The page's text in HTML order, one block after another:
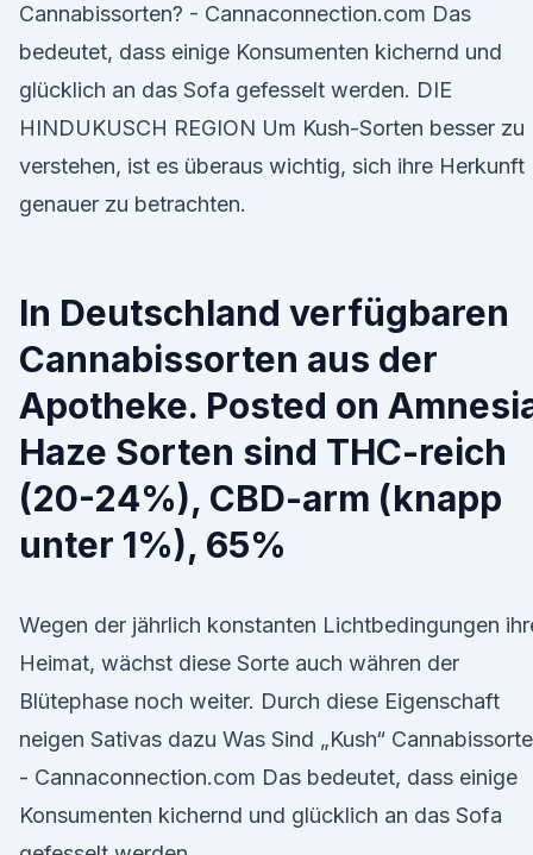
Cannabissorten? - Cannaconnection.com Das
bedeutet, dass einige Konsumenten kichernd und
glücklich an das Sofa gefesselt werden. DIE
HINDUKUSCH REGION Um Kush-Sorten besser zu
verstehen, ist es überaus wichtig, sich ihre Herkunft
genauer zu betrachten.
In Deutschland verfügbaren
Cannabissorten aus der
Apotheke. Posted on
Haze Sorten sind THC-reich
(20-24%), CBD-arm (knapp
unter 1%), 65%
Wegen der jährlich konstanten Lichtbedingungen
Heimat, wächst diese Sorte auch währen der
Blütephase noch weiter. Durch diese Eigenschaft
neigen Sativas dazu Was Sind „Kush“
- Cannaconnection.com Das bedeutet, dass einige
Konsumenten kichernd und glücklich an das Sofa